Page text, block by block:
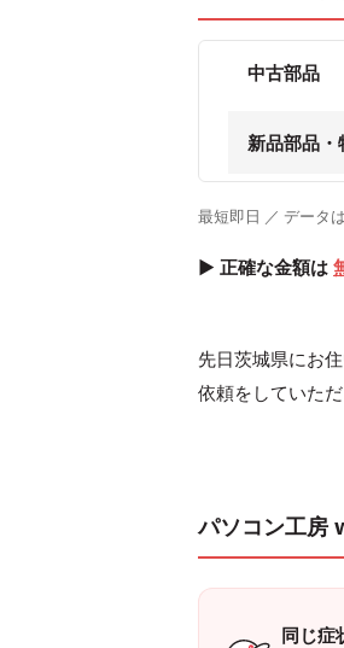
中古部品
新品部品・
最短即日 ／ データ
▶ 正確な金額は
先日茨城県にお
依頼をしていただ
パソコン工房
同じ症